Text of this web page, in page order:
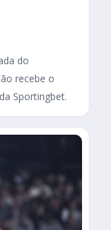
do
recebe o
Sportingbet.